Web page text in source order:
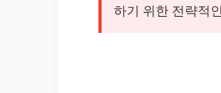
하기 위한 전략적